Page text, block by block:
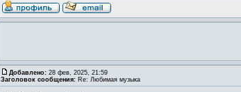
Добавлено: 28 фев, 2025, 21:59
Заголовок сообщения: Re: Любимая музыка